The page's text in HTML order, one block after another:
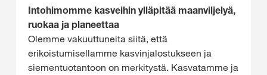
Intohimomme kasveihin ylläpitää maanviljelyä,
ruokaa ja planeettaa
Olemme vakuuttuneita siitä, että
erikoistumisellamme kasvinjalostukseen ja
siementuotantoon on merkitystä. Kasvatamme ja